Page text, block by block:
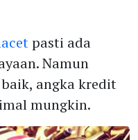
pasti ada
Namun
angka kredit
mungkin.